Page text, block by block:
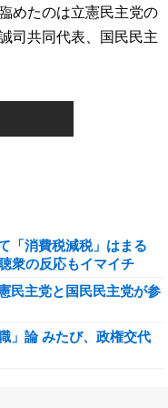
めたのは立憲民主党の
司共同代表、国民民主
「消費税減税」はまる
衆の反応もイマイチ
民主党と国民民主党が参
」論 みたび、政権交代